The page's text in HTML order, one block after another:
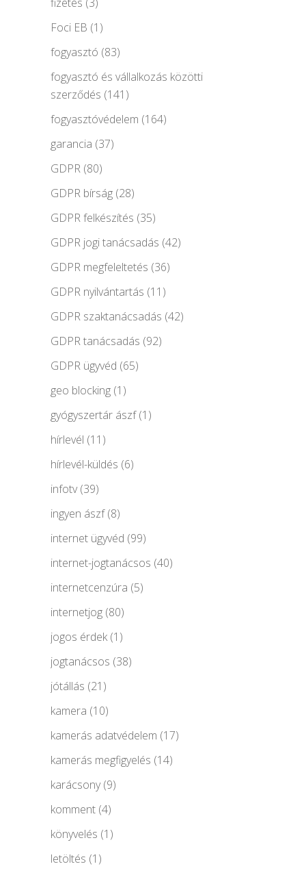
Foci EB (1)
fogyasztó (83)
fogyasztó és vállalkozás közötti
szerződés (141)
fogyasztóvédelem (164)
garancia (37)
GDPR (80)
GDPR bírság (28)
GDPR felkészítés (35)
GDPR jogi tanácsadás (42)
GDPR megfeleltetés (36)
GDPR nyilvántartás (11)
GDPR szaktanácsadás (42)
GDPR tanácsadás (92)
GDPR ügyvéd (65)
geo blocking (1)
gyógyszertár ászf(1)
hírlevél (11)
hírlevél-küldés (6)
infotv(39)
ingyen ászf(8)
internet ügyvéd (99)
internet-jogtanácsos (40)
internetcenzúra (5)
internetjog (80)
jogos érdek(1)
jogtanácsos (38)
jótállás (21)
kamera (10)
kamerás adatvédelem (17)
kamerás megfigyelés (14)
karácsony(9)
komment (4)
könyvelés (1)
letöltés (1)